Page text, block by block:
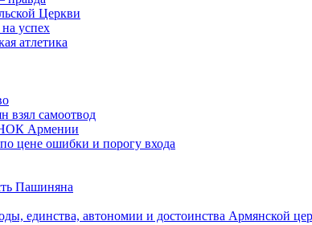
Церкви
успех
атлетика
взял самоотвод
НОК Армении
цене ошибки и порогу входа
Пашиняна
единства, автономии и достоинства Армянской